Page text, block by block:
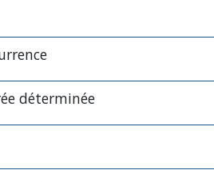
déterminée